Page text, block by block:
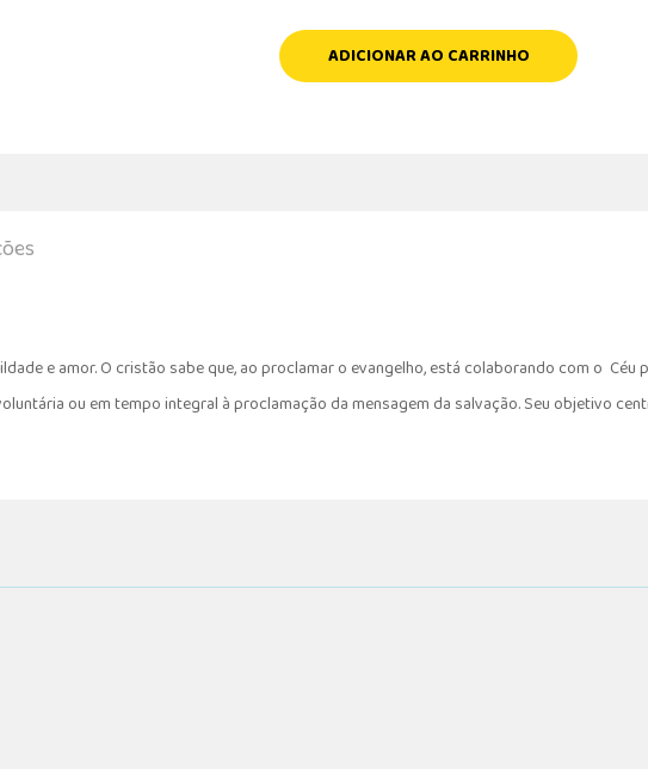
ADICIONAR AO CARRINHO
e amor. O cristão sabe que, ao proclamar o evangelho, está colaborando com o
ou em tempo integral à proclamação da mensagem da salvação. Seu objetivo